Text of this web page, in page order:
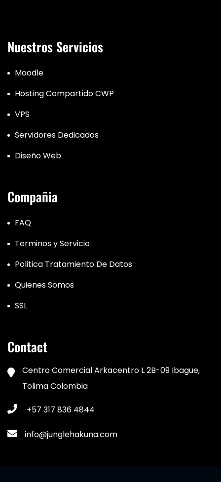
Nuestros Servicios
Moodle
Hosting Compartido CWP
VPS
Servidores Dedicados
Diseño Web
Compañia
FAQ
Terminos y Servicio
Politica Tratamiento De Datos
Quienes Somos
SSL
Contact
Centro Comercial Arkacentro L 2B-09 Ibague,
Tolima Colombia
+57 317 836 4844
info@junglehakuna.com